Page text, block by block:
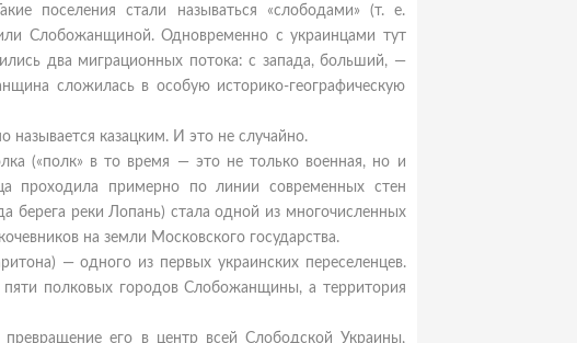
поселения стали называться «слободами» (т. е.
Слобожанщиной. Одновременно с украинцами тут
два миграционных потока: с запада, больший, —
сложилась в особую историко-географическую
называется казацким. И это не случайно.
(«полк» в то время — это не только военная, но и
проходила примерно по линии современных стен
берега реки Лопань) стала одной из многочисленных
на земли Московского государства.
— одного из первых украинских переселенцев.
пяти полковых городов Слобожанщины, а территория
его в центр всей Слободской Украины,